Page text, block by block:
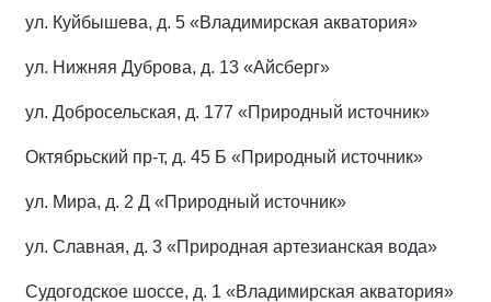
ул. Куйбышева, д. 5 «Владимирская акватория»
ул. Нижняя Дуброва, д. 13 «Айсберг»
ул. Добросельская, д. 177 «Природный источник»
Октябрьский пр-т, д. 45 Б «Природный источник»
ул. Мира, д. 2 Д «Природный источник»
ул. Славная, д. 3 «Природная артезианская вода»
Судогодское шоссе, д. 1 «Владимирская акватория»